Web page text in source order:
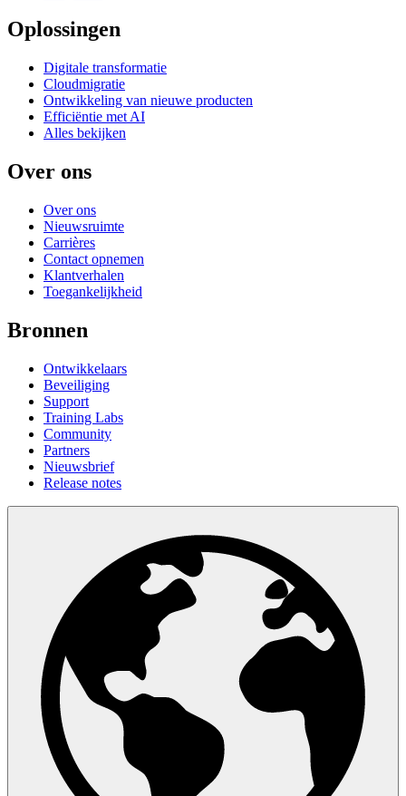
Oplossingen
Digitale transformatie
Cloudmigratie
Ontwikkeling van nieuwe producten
Efficiëntie met AI
Alles bekijken
Over ons
Over ons
Nieuwsruimte
Carrières
Contact opnemen
Klantverhalen
Toegankelijkheid
Bronnen
Ontwikkelaars
Beveiliging
Support
Training Labs
Community
Partners
Nieuwsbrief
Release notes